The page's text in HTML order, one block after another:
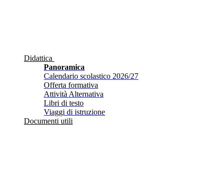
Didattica
Panoramica
Calendario scolastico 2026/27
Offerta formativa
Attività Alternativa
Libri di testo
Viaggi di istruzione
Documenti utili